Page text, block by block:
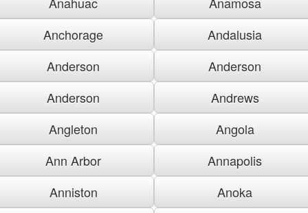
Anchorage
Andalusia
Anderson
Anderson
Anderson
Andrews
Angleton
Angola
Ann Arbor
Annapolis
Anniston
Anoka